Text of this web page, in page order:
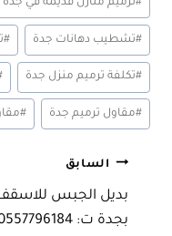
#ترميم منازل قديمة في جدة
#تشطيب دهانات جدة #
#تكلفة ترميم منزل جدة
#مقاول ترميم جدة #
تصفّح
المقالات
السابق
بديل الجبس
بجدة ت: